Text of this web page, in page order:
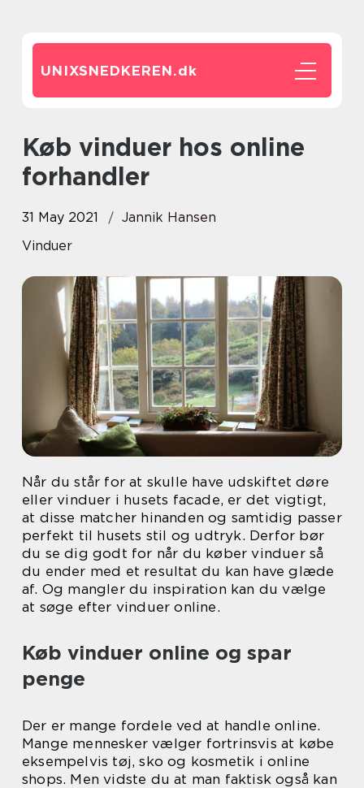
UNIXSNEDKEREN.dk
Køb vinduer hos online
forhandler
31 May 2021
Jannik Hansen
Vinduer
Når du står for at skulle have udskiftet døre
eller vinduer i husets facade, er det vigtigt,
at disse matcher hinanden og samtidig passer
perfekt til husets stil og udtryk. Derfor bør
du se dig godt for når du køber vinduer så
du ender med et resultat du kan have glæde
af. Og mangler du inspiration kan du vælge
at søge efter vinduer online.
Køb vinduer online og spar
penge
Der er mange fordele ved at handle online.
Mange mennesker vælger fortrinsvis at købe
eksempelvis tøj, sko og kosmetik i online
shops. Men vidste du at man faktisk også kan